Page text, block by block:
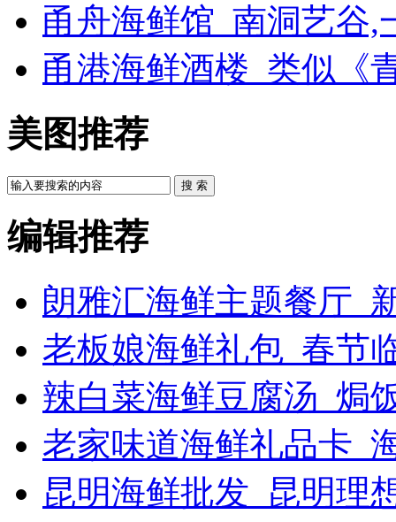
甬舟海鲜馆_南洞艺谷,
甬港海鲜酒楼_类似《
美图推荐
搜 索
编辑推荐
朗雅汇海鲜主题餐厅_
老板娘海鲜礼包_春节
辣白菜海鲜豆腐汤_焗
老家味道海鲜礼品卡_
昆明海鲜批发_昆明理